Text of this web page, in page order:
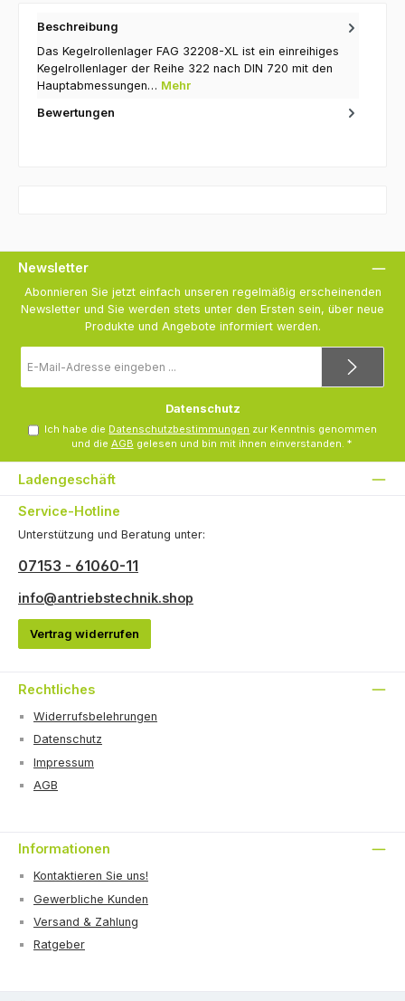
Beschreibung
Das Kegelrollenlager FAG 32208-XL ist ein einreihiges
Kegelrollenlager der Reihe 322 nach DIN 720 mit den
Hauptabmessungen… Mehr
Bewertungen
Newsletter
Abonnieren Sie jetzt einfach unseren regelmäßig erscheinenden
Newsletter und Sie werden stets unter den Ersten sein, über neue
Produkte und Angebote informiert werden.
Mail-
Adresse
Datenschutz
Ich habe die Datenschutzbestimmungen zur Kenntnis genommen
und die AGB gelesen und bin mit ihnen einverstanden. *
Ladengeschäft
Service-Hotline
Unterstützung und Beratung unter:
07153 - 61060-11
info@antriebstechnik.shop
Vertrag widerrufen
Rechtliches
Widerrufsbelehrungen
Datenschutz
Impressum
AGB
Informationen
Kontaktieren Sie uns!
Gewerbliche Kunden
Versand & Zahlung
Ratgeber